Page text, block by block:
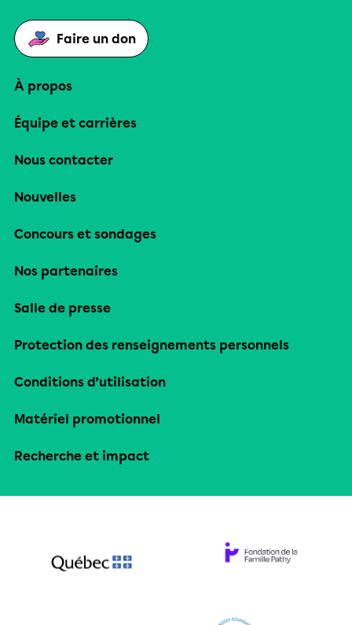
Faire un don
À propos
Équipe et carrières
Nous contacter
Nouvelles
Concours et sondages
Nos partenaires
Salle de presse
Protection des renseignements personnels
Conditions d’utilisation
Matériel promotionnel
Recherche et impact